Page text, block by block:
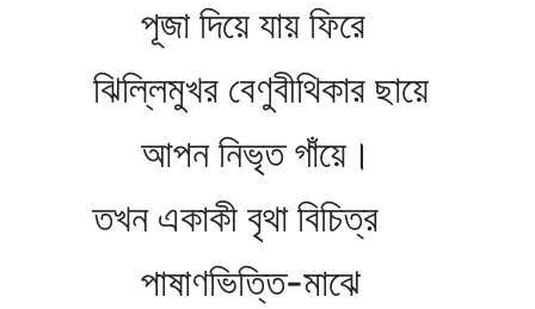
পূজা দিয়ে যায় ফিরে
ঝিল্লিমুখর বেণুবীথিকার ছায়ে
আপন নিভৃত গাঁয়ে।
তখন একাকী বৃথা বিচিত্র
পাষাণভিত্তি-মাঝে